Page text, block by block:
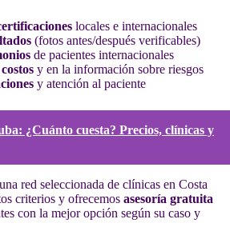
locales e internacionales
(fotos antes/después verificables)
de pacientes internacionales
y en la información sobre riesgos
y atención al paciente
¿Cuánto cuesta? Precios, clínicas y
red seleccionada de clínicas en Costa
criterios y ofrecemos asesoría gratuita
con la mejor opción según su caso y